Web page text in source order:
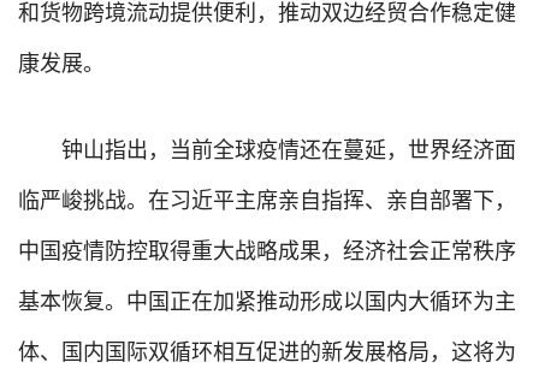
和货物跨境流动提供便利，推动双边经贸合作稳定健
康发展。
钟山指出，当前全球疫情还在蔓延，世界经济面
临严峻挑战。在习近平主席亲自指挥、亲自部署下，
中国疫情防控取得重大战略成果，经济社会正常秩序
基本恢复。中国正在加紧推动形成以国内大循环为主
体、国内国际双循环相互促进的新发展格局，这将为